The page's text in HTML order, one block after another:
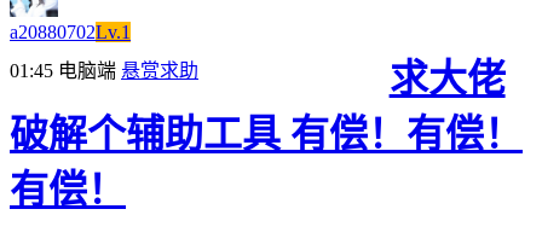
a20880702Lv.1
01:45 电脑端 悬赏求助
求大佬
破解个辅助工具 有偿！有偿！
有偿！